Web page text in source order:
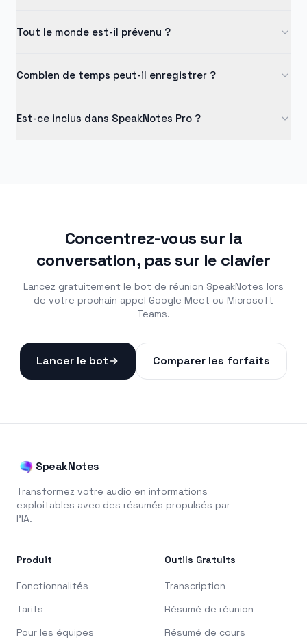
cloud — il suffit de coller un lien de réunion depuis
Tout le monde est-il prévenu ?
Notetaker », afin que les participants puissent le voir et
Combien de temps peut-il enregistrer ?
tandis que les forfaits Pro et Team enregistrent pendant
Est-ce inclus dans SpeakNotes Pro ?
Concentrez-vous sur la
conversation, pas sur le clavier
Lancez gratuitement le bot de réunion SpeakNotes lors
de votre prochain appel Google Meet ou Microsoft
Teams.
Lancer le bot Comparer les forfaits
SpeakNotes
Transformez votre audio en informations
exploitables avec des résumés propulsés par
l'IA.
Produit
Fonctionnalités
Tarifs
Pour les équipes
Outils Gratuits
Transcription
Résumé de réunion
Résumé de cours